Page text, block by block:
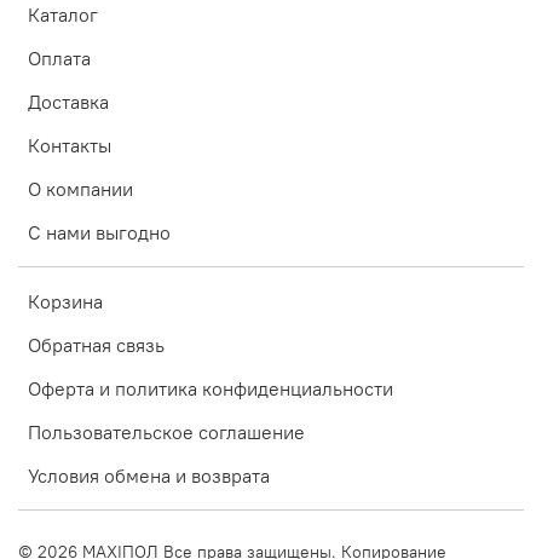
Каталог
Оплата
Доставка
Контакты
О компании
С нами выгодно
Корзина
Обратная связь
Оферта и политика конфиденциальности
Пользовательское соглашение
Условия обмена и возврата
© 2026 MAXIПОЛ Все права защищены. Копирование